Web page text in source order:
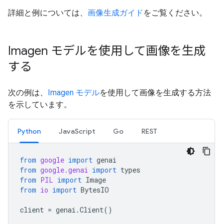
詳細と例については、 画像生成ガイド をご覧ください。
Imagen モデルを使用して画像を生成
する
次の例は、 Imagen モデルを使用して画像を生成する方法
を示しています。
Python JavaScript Go REST
from google import genai
from google.genai import types
from PIL import Image
from io import BytesIO
client = genai .Client()